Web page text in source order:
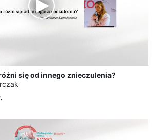
się od innego znieczulenia?